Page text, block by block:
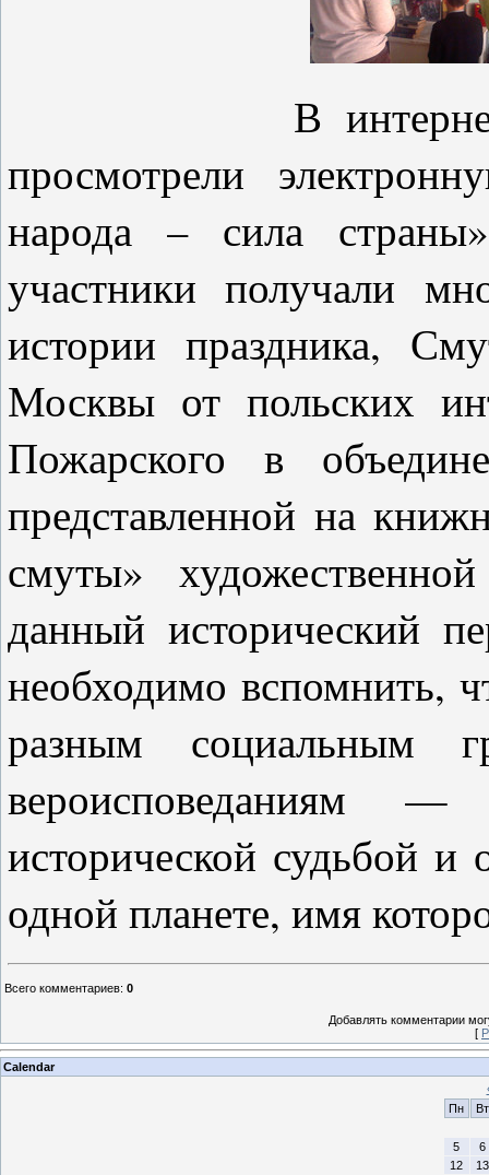
В интернет-
просмотрели
народа – сила
участники получали
истории праздника,
Москвы от польских
Пожарского в
представленной на
смуты»
данный исторический
необходимо вспомнить,
разным социальным
исторической судьбой
одной планете, имя
Всего комментариев: 0
Добавлять комментарии
[
Calendar
Пн
Вт
5
6
12
13